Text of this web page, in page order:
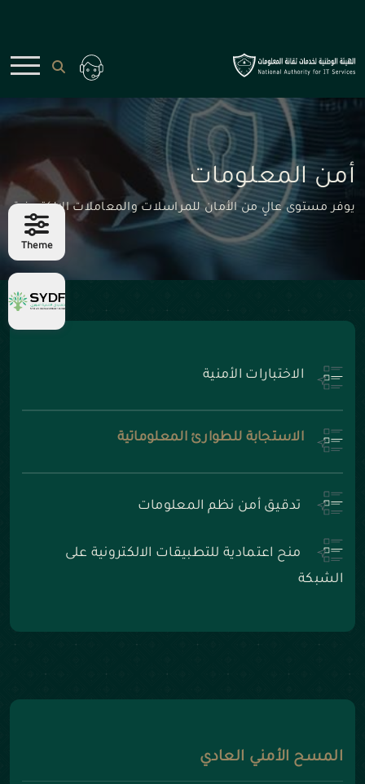
Theme
أمن المعلومات
يوفر مستوى عالٍ من الأمان للمراسلات والمعاملات الإلكترونية
الاختبارات الأمنية
الاستجابة للطوارئ المعلوماتية
تدقيق أمن نظم المعلومات
منح اعتمادية للتطبيقات الالكترونية على
الشبكة
المسح الأمني العادي